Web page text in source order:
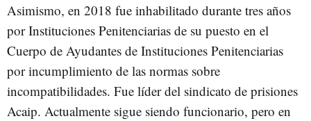
Asimismo, en 2018 fue inhabilitado durante tres años
por Instituciones Penitenciarias de su puesto en el
Cuerpo de Ayudantes de Instituciones Penitenciarias
por incumplimiento de las normas sobre
incompatibilidades. Fue líder del sindicato de prisiones
Acaip. Actualmente sigue siendo funcionario, pero en